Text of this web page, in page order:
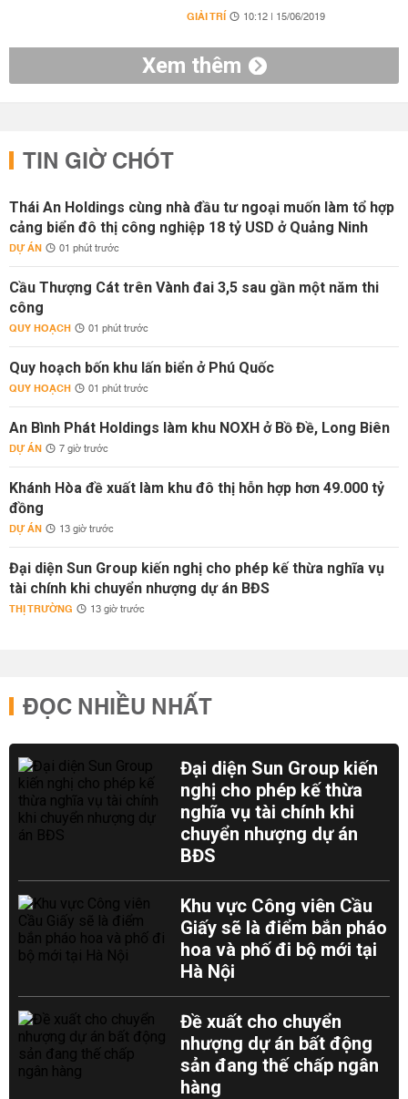
GIẢI TRÍ 10:12 | 15/06/2019
Xem thêm
TIN GIỜ CHÓT
Thái An Holdings cùng nhà đầu tư ngoại muốn làm tổ hợp
cảng biển đô thị công nghiệp 18 tỷ USD ở Quảng Ninh
DỰ ÁN 01 phút trước
Cầu Thượng Cát trên Vành đai 3,5 sau gần một năm thi
công
QUY HOẠCH 01 phút trước
Quy hoạch bốn khu lấn biển ở Phú Quốc
QUY HOẠCH 01 phút trước
An Bình Phát Holdings làm khu NOXH ở Bồ Đề, Long Biên
DỰ ÁN 7 giờ trước
Khánh Hòa đề xuất làm khu đô thị hỗn hợp hơn 49.000 tỷ
đồng
DỰ ÁN 13 giờ trước
Đại diện Sun Group kiến nghị cho phép kế thừa nghĩa vụ
tài chính khi chuyển nhượng dự án BĐS
THỊ TRƯỜNG 13 giờ trước
ĐỌC NHIỀU NHẤT
Đại diện Sun Group kiến
nghị cho phép kế thừa
nghĩa vụ tài chính khi
chuyển nhượng dự án
BĐS
Khu vực Công viên Cầu
Giấy sẽ là điểm bắn pháo
hoa và phố đi bộ mới tại
Hà Nội
Đề xuất cho chuyển
nhượng dự án bất động
sản đang thế chấp ngân
hàng